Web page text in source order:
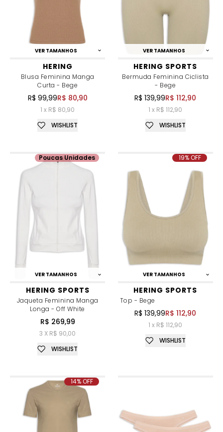
VER TAMANHOS
HERING
Blusa Feminina Manga
Curta - Bege
R$ 99,99R$ 80,90
1 x R$ 80,90
WISHLIST
VER TAMANHOS
HERING SPORTS
Bermuda Feminina Ciclista
- Bege
R$ 139,99R$ 112,90
1 x R$ 112,90
WISHLIST
VER TAMANHOS
HERING SPORTS
Jaqueta Feminina Manga
Longa - Off White
R$ 269,99
3 X R$ 90,00
Poucas Unidades
WISHLIST
VER TAMANHOS
HERING SPORTS
Top - Bege
R$ 139,99R$ 112,90
1 x R$ 112,90
19% OFF
WISHLIST
14% OFF